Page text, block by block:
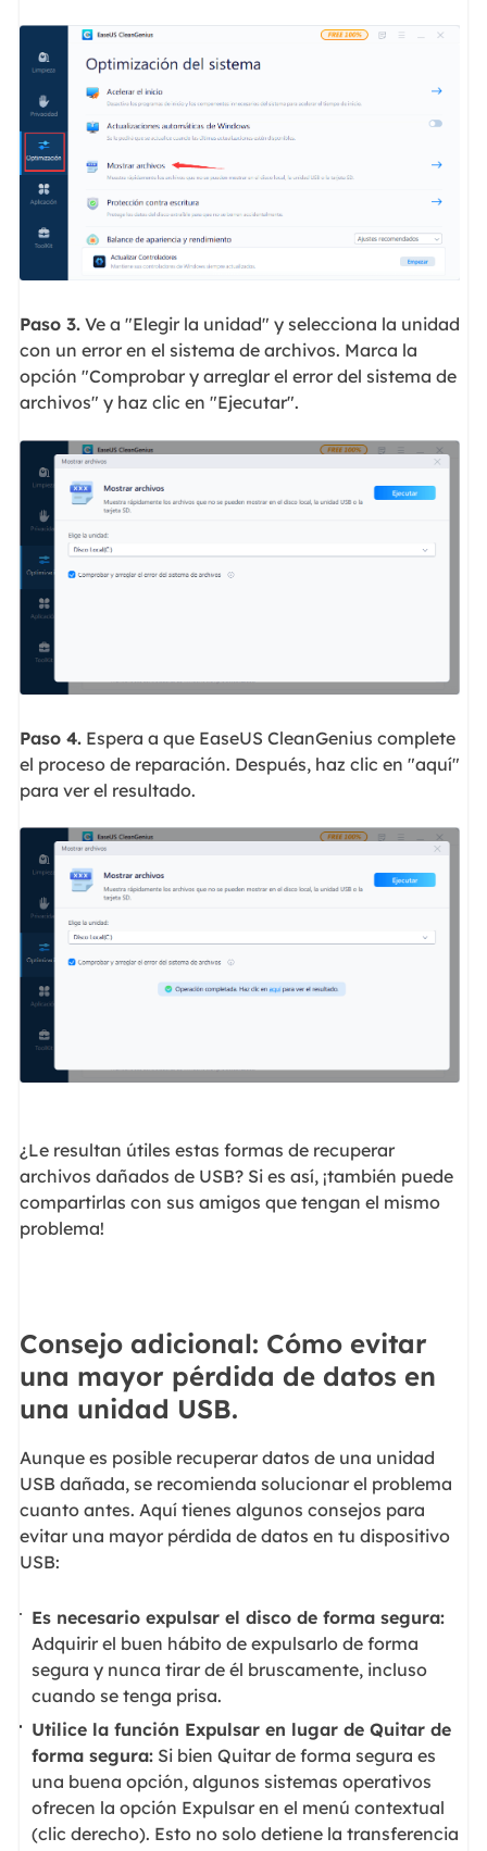
Paso 3.Ve a "Elegir la unidad" y selecciona la unidad
con un error en el sistema de archivos. Marca la
opción "Comprobar y arreglar el error del sistema de
archivos" y haz clic en "Ejecutar".
Paso 4.Espera a que EaseUS CleanGenius complete
el proceso de reparación. Después, haz clic en "aquí"
para ver el resultado.
¿Le resultan útiles estas formas de recuperar
archivos dañados de USB? Si es así, ¡también puede
compartirlas con sus amigos que tengan el mismo
problema!
Consejo adicional: Cómo evitar
una mayor pérdida de datos en
una unidad USB.
Aunque es posible recuperar datos de una unidad
USB dañada, se recomienda solucionar el problema
cuanto antes. Aquí tienes algunos consejos para
evitar una mayor pérdida de datos en tu dispositivo
USB:
Es necesario expulsar el disco de forma segura:
Adquirir el buen hábito de expulsarlo de forma
segura y nunca tirar de él bruscamente, incluso
cuando se tenga prisa.
Utilice la función Expulsar en lugar de Quitar de
forma segura: Si bien Quitar de forma segura es
una buena opción, algunos sistemas operativos
ofrecen la opción Expulsar en el menú contextual
(clic derecho). Esto no solo detiene la transferencia